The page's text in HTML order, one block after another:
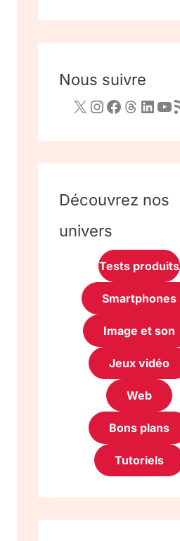
Nous suivre
Découvrez nos
univers
Tests produits
Smartphones
Image et son
Jeux vidéo
Web
Bons plans
Tutoriels